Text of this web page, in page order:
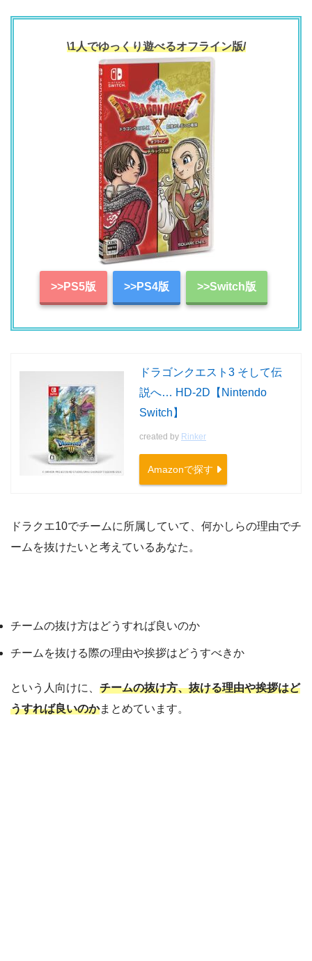
\1人でゆっくり遊べるオフライン版/
>>PS5版 >>PS4版 >>Switch版
ドラゴンクエスト3 そして伝
説へ… HD-2D【Nintendo
Switch】
created by Rinker
Amazonで探す
ドラクエ10でチームに所属していて、何かしらの理由でチ
ームを抜けたいと考えているあなた。
チームの抜け方はどうすれば良いのか
チームを抜ける際の理由や挨拶はどうすべきか
という人向けに、 チームの抜け方、抜ける理由や挨拶はど
うすれば良いのかまとめています。